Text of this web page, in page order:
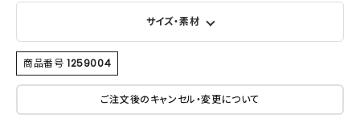
サイズ・素材
商品番号 1259004
ご注文後のキャンセル・変更について